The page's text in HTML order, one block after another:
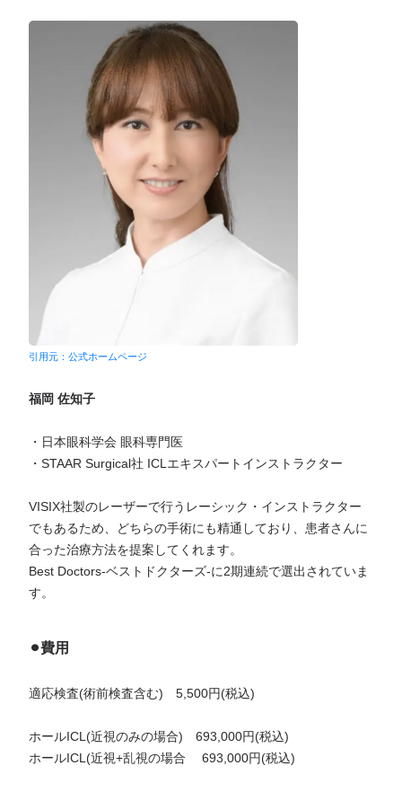
引用元：公式ホームページ
福岡 佐知子
・日本眼科学会 眼科専門医
・STAAR Surgical社 ICLエキスパートインストラクター
VISIX社製のレーザーで行うレーシック・インストラクター
でもあるため、どちらの手術にも精通しており、患者さんに
合った治療方法を提案してくれます。
Best Doctors-ベストドクターズ-に2期連続で選出されていま
す。
⚫︎費用
適応検査(術前検査含む) 5,500円(税込)
ホールICL(近視のみの場合) 693,000円(税込)
ホールICL(近視+乱視の場合 693,000円(税込)